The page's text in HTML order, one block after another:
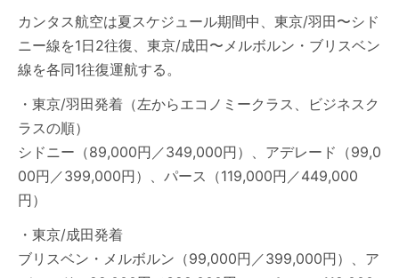
カンタス航空は夏スケジュール期間中、東京/羽田〜シド
ニー線を1日2往復、東京/成田〜メルボルン・ブリスベン
線を各同1往復運航する。
・東京/羽田発着（左からエコノミークラス、ビジネスク
ラスの順）
シドニー（89,000円／349,000円）、アデレード（99,0
00円／399,000円）、パース（119,000円／449,000
円）
・東京/成田発着
ブリスベン・メルボルン（99,000円／399,000円）、ア